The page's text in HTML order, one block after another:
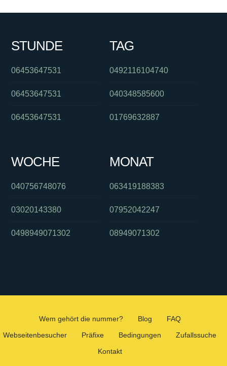
STUNDE
06453647531
06453647531
06453647531
TAG
0492116104740
040348585600
01769632887
WOCHE
040756748076
03020143380
0498949071302
MONAT
063419188383
07952042247
08949071302
Wem gehört die nummer? Blog
FAQ
Webseitenbesucher
Präfixe Bedingungen
Zufallssuche
Kontakt